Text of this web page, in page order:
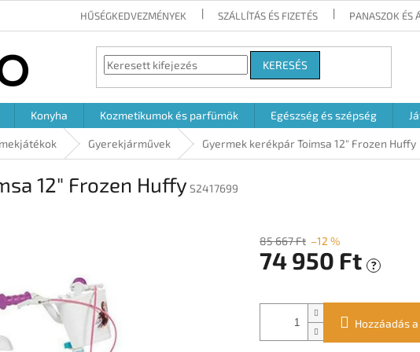
HŰSÉGKEDVEZMÉNYEK SZÁLLÍTÁS ÉS FIZETÉS PANASZOK ÉS
KERESÉS
Konyha Kozmetikumok és parfümök Egészség és szépség
Gyerekjárművek Gyermek kerékpár Toimsa 12" Frozen Huffy
12" Frozen Huffy S2417699
85 667 Ft –12 %
74 950 Ft ?
Hozzáadás